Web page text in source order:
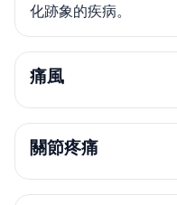
化跡象的疾病。
痛風
關節疼痛